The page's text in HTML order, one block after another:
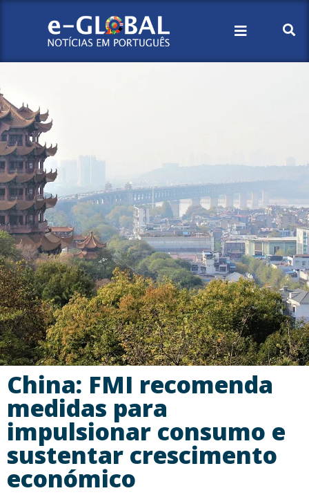
China: FMI recomenda
medidas para
impulsionar consumo e
sustentar crescimento
económico